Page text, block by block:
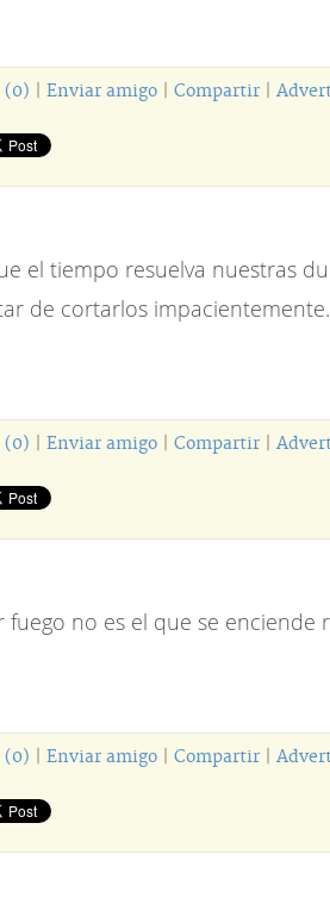
(0) Enviar amigo Compartir
el tiempo resuelva nuestras
de cortarlos impacientemente.
(0) Enviar amigo Compartir
fuego no es el que se enciende
(0) Enviar amigo Compartir